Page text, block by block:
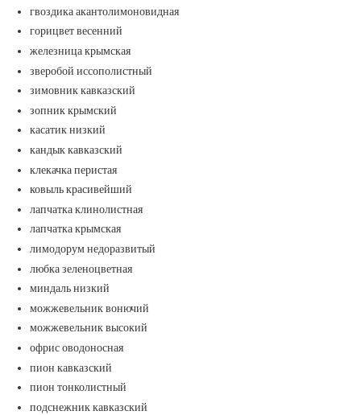
гвоздика акантолимоновидная
горицвет весенний
железница крымская
зверобой иссополистный
зимовник кавказский
зопник крымский
касатик низкий
кандык кавказский
клекачка перистая
ковыль красивейший
лапчатка клинолистная
лапчатка крымская
лимодорум недоразвитый
любка зеленоцветная
миндаль низкий
можжевельник вонючий
можжевельник высокий
офрис оводоносная
пион кавказский
пион тонколистный
подснежник кавказский